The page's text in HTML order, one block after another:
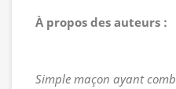
À propos des auteurs :
Simple maçon ayant